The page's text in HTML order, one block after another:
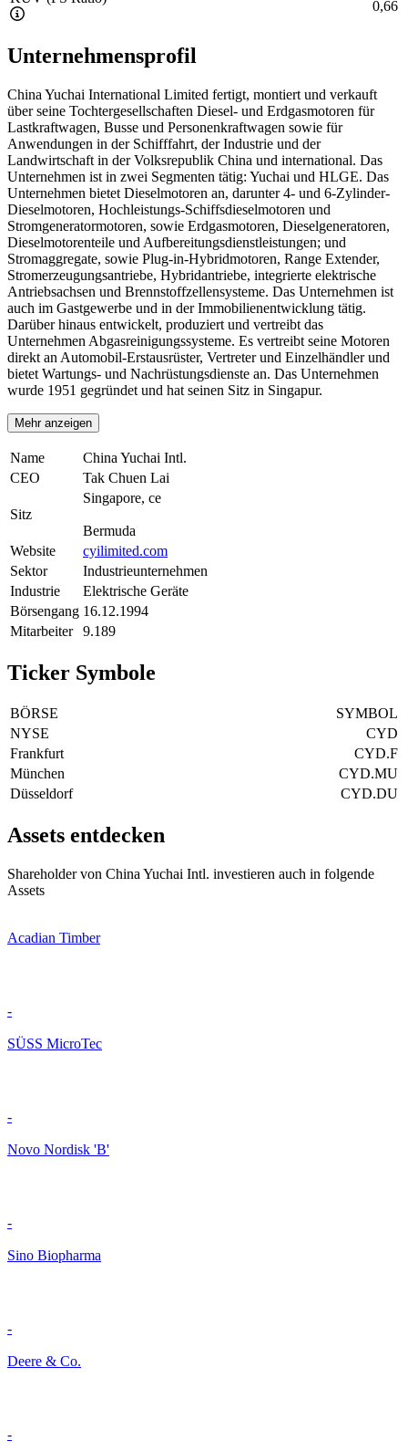
0,66
Unternehmensprofil
China Yuchai International Limited fertigt, montiert und verkauft
über seine Tochtergesellschaften Diesel- und Erdgasmotoren für
Lastkraftwagen, Busse und Personenkraftwagen sowie für
Anwendungen in der Schifffahrt, der Industrie und der
Landwirtschaft in der Volksrepublik China und international. Das
Unternehmen ist in zwei Segmenten tätig: Yuchai und HLGE. Das
Unternehmen bietet Dieselmotoren an, darunter 4- und 6-Zylinder-
Dieselmotoren, Hochleistungs-Schiffsdieselmotoren und
Stromgeneratormotoren, sowie Erdgasmotoren, Dieselgeneratoren,
Dieselmotorenteile und Aufbereitungsdienstleistungen; und
Stromaggregate, sowie Plug-in-Hybridmotoren, Range Extender,
Stromerzeugungsantriebe, Hybridantriebe, integrierte elektrische
Antriebsachsen und Brennstoffzellensysteme. Das Unternehmen ist
auch im Gastgewerbe und in der Immobilienentwicklung tätig.
Darüber hinaus entwickelt, produziert und vertreibt das
Unternehmen Abgasreinigungssysteme. Es vertreibt seine Motoren
direkt an Automobil-Erstausrüster, Vertreter und Einzelhändler und
bietet Wartungs- und Nachrüstungsdienste an. Das Unternehmen
wurde 1951 gegründet und hat seinen Sitz in Singapur.
Mehr anzeigen
Name
China Yuchai Intl.
CEO
Tak Chuen Lai
Sitz
Singapore, ce
Bermuda
Website
cyilimited.com
Sektor
Industrieunternehmen
Industrie
Elektrische Geräte
Börsengang 16.12.1994
Mitarbeiter
9.189
Ticker Symbole
BÖRSE
SYMBOL
NYSE
CYD
Frankfurt
CYD.F
München
CYD.MU
Düsseldorf
CYD.DU
Assets entdecken
Shareholder von China Yuchai Intl. investieren auch in folgende
Assets
Acadian Timber
-
SÜSS MicroTec
-
Novo Nordisk 'B'
-
Sino Biopharma
-
Deere & Co.
-